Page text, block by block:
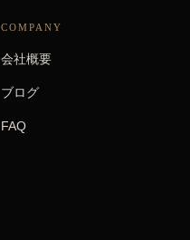
COMPANY
会社概要
ブログ
FAQ